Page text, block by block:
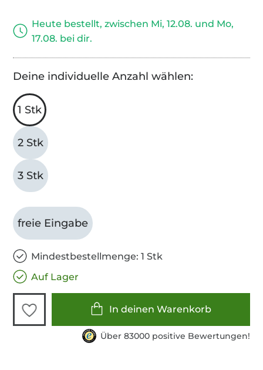
Heute bestellt, zwischen Mi, 12.08. und Mo,
17.08. bei dir.
Deine individuelle Anzahl wählen:
1 Stk
2 Stk
3 Stk
freie Eingabe
Mindestbestellmenge: 1 Stk
Auf Lager
In deinen Warenkorb
Über 83000 positive Bewertungen!